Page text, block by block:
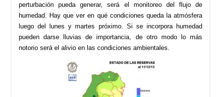
perturbación pueda generar, será el monitoreo del flujo de
humedad. Hay que ver en qué condiciones queda la atmósfera
luego del lunes y martes próximo. Si se incorpora humedad
pueden darse lluvias de importancia, de otro modo lo más
notorio será el alivio en las condiciones ambientales.